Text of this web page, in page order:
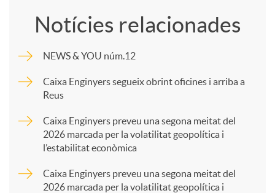
p
a
Notícies relacionades
NEWS & YOU núm.12
Caixa Enginyers segueix obrint oficines i arriba a
Reus
Caixa Enginyers preveu una segona meitat del
2026 marcada per la volatilitat geopolítica i
l’estabilitat econòmica
Caixa Enginyers preveu una segona meitat del
2026 marcada per la volatilitat geopolítica i